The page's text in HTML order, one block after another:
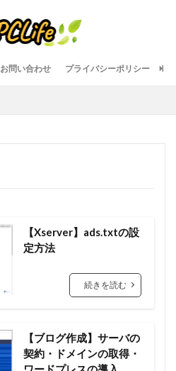
お問い合わせ プライバシーポリシー
【Xserver】ads.txtの設
定方法
続きを読む
【ブログ作成】サーバの
契約・ドメインの取得・